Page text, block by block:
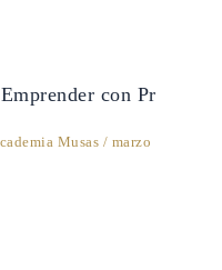
con Pr
Musas / marzo